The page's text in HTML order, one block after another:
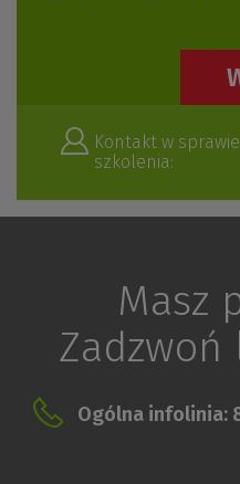
Kontakt w sprawie
szkolenia:
Masz
Zadzwoń
Ogólna infolinia: